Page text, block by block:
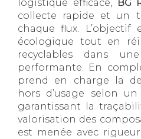
logistique efficace,
BG
collecte rapide et un
chaque flux. L’objectif
écologique tout en
recyclables dans
performante. En
prend en charge la
hors d’usage selon
garantissant la
valorisation des
est menée avec